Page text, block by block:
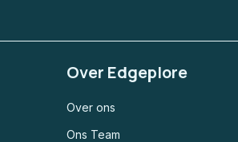
Over Edgeplore
Over ons
Ons Team